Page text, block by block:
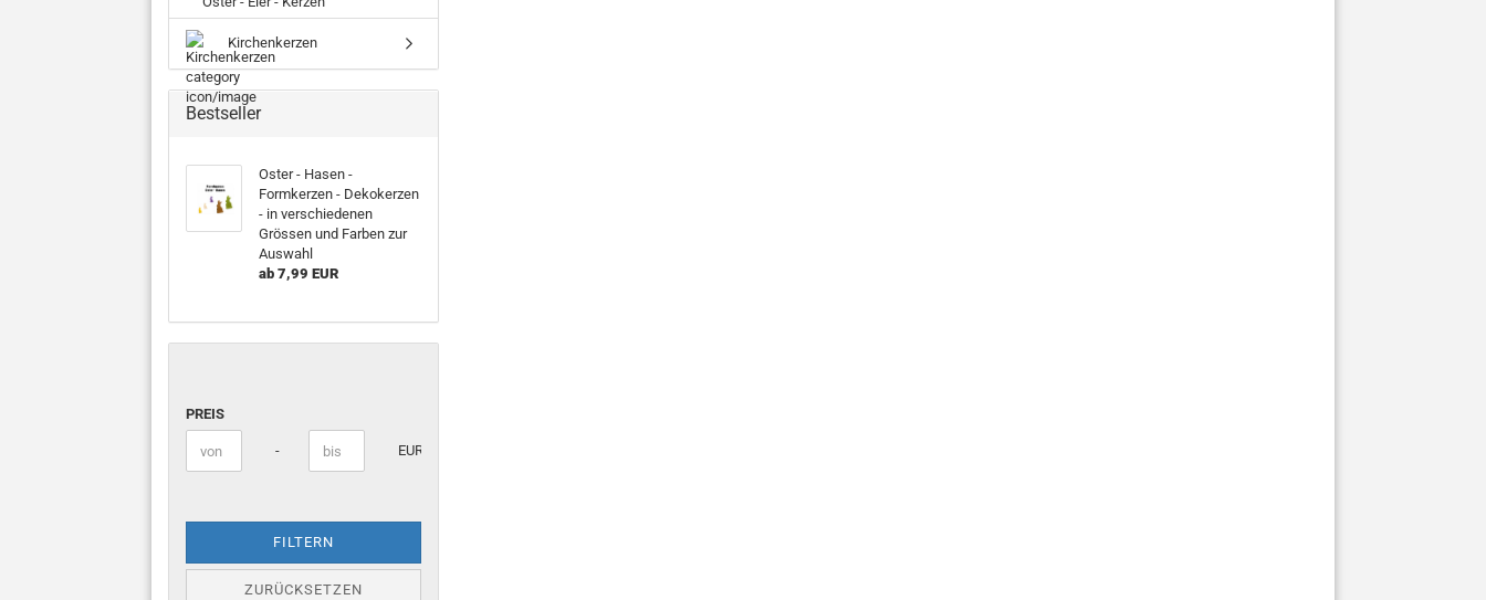
Kirchenkerzen
Bestseller
Oster - Hasen -
Formkerzen - Dekokerzen
- in verschiedenen
Grössen und Farben zur
Auswahl
ab 7,99 EUR
PREIS
Preis bis - EUR
FILTERN
ZURÜCKSETZEN